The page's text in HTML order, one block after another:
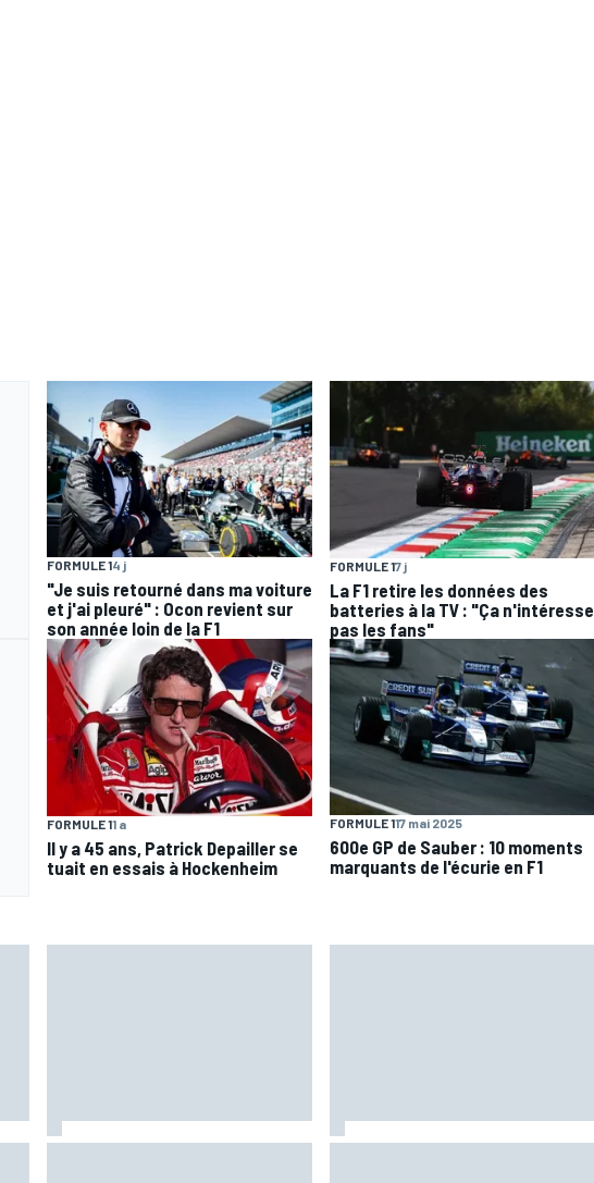
FORMULE 14 j
"Je suis retourné dans ma voiture
et j'ai pleuré" : Ocon revient sur
son année loin de la F1
FORMULE 17 j
La F1 retire les données des
batteries à la TV : "Ça n'intéresse
pas les fans"
FORMULE 11 a
Il y a 45 ans, Patrick Depailler se
tuait en essais à Hockenheim
FORMULE 117 mai 2025
600e GP de Sauber : 10 moments
marquants de l'écurie en F1